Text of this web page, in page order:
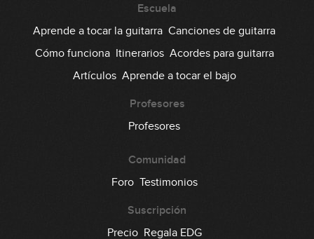
Stevie Ray Vaughan - Mary Had A
Dire Straits - Sultans Of Swing
Escuela
Aprende a tocar la guitarra Canciones de guitarra
Cómo funciona Itinerarios Acordes para guitarra
Artículos Aprende a tocar el bajo
Profesores
Profesores
Comunidad
Foro Testimonios
Suscripción
Precio Regala EDG